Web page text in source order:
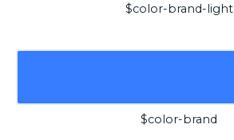
$color-brand-light
$color-brand